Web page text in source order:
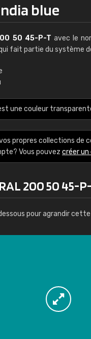
blue
50 45-P-T avec le
fait partie du système
une couleur
propres collections de
Vous pouvez créer
200 50 45-
pour agrandir cette